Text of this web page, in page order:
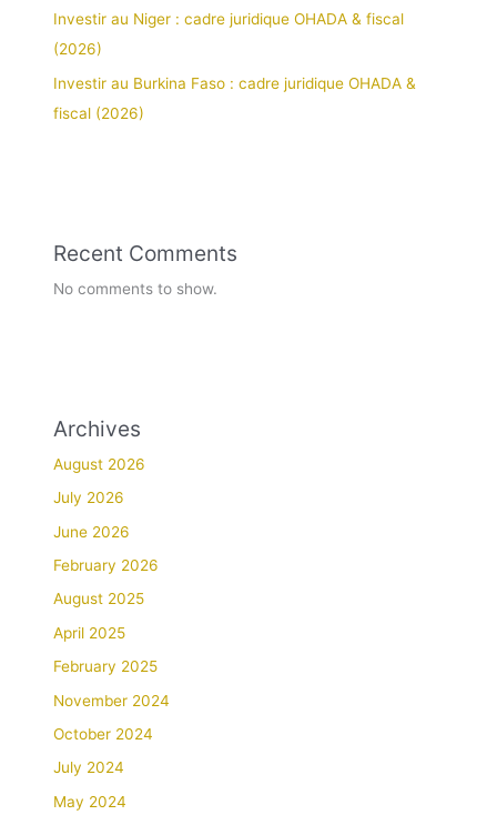
Investir au Niger : cadre juridique OHADA & fiscal
(2026)
Investir au Burkina Faso : cadre juridique OHADA &
fiscal (2026)
Recent Comments
No comments to show.
Archives
August 2026
July 2026
June 2026
February 2026
August 2025
April 2025
February 2025
November 2024
October 2024
July 2024
May 2024